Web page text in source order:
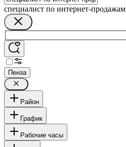
специалист по интернет-продажам
Пенза
Район
График
Рабочие часы